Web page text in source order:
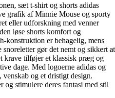
sæt t-shirt og shorts adidas
grafik af Minnie Mouse og sporty
eller udforskning med venner
løse shorts komfort og
konstruktion er behagelig, mens
gør det nemt og sikkert at
krave tilføjer et klassisk præg og
dage. Med logoerne adidas og
og et dristigt design.
og stimulere deres fantasi med stil